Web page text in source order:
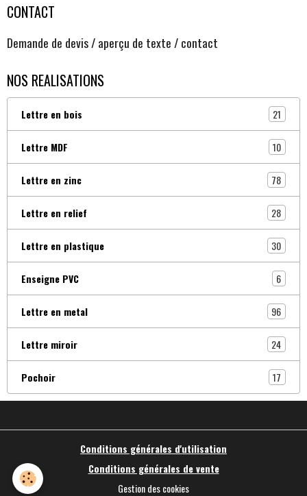
CONTACT
Demande de devis / aperçu de texte / contact
NOS REALISATIONS
Lettre en bois 21
Lettre MDF 10
Lettre en zinc 78
Lettre en relief 28
Lettre en plastique 30
Enseigne PVC 6
Lettre en metal 96
Lettre miroir 24
Pochoir 17
Conditions générales d'utilisation
Conditions générales de vente
Gestion des cookies